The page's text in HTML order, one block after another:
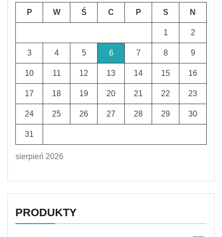
sierpień 2026
P W Ś C P S N
1 2
3 4 5 6 7 8 9
10 11 12 13 14 15 16
17 18 19 20 21 22 23
24 25 26 27 28 29 30
31
PRODUKTY